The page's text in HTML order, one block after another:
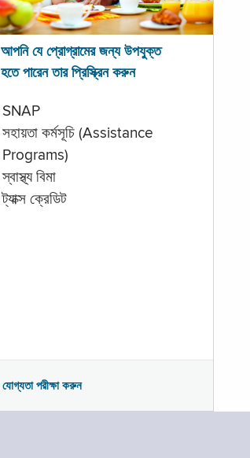
আপনি যে প্রোগ্রামের জন্য উপযুক্ত
হতে পারেন তার প্রিস্ক্রিন করুন
SNAP
সহায়তা কর্মসূচি (Assistance
Programs)
স্বাস্থ্য বিমা
ট্যাক্স ক্রেডিট
যোগ্যতা পরীক্ষা করুন